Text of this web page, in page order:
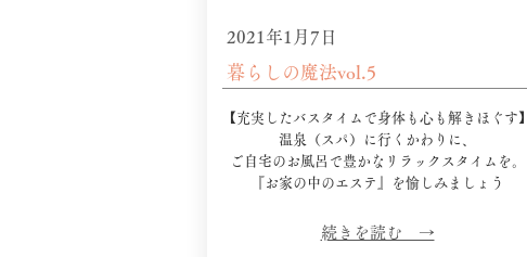
2021年1月7日
暮らしの魔法vol.5
​【充実したバスタイムで身体も心も解きほぐす】
温泉（スパ）に行くかわりに、
ご自宅のお風呂で豊かなリラックスタイムを。
​『お家の中のエステ』を愉しみましょう
​続きを読む →​